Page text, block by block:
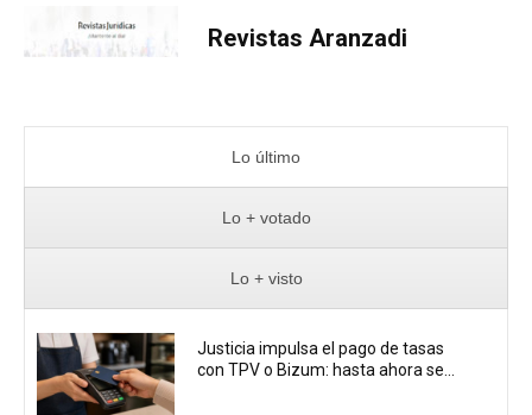
Revistas Aranzadi
Lo último
Lo + votado
Lo + visto
Justicia impulsa el pago de tasas
con TPV o Bizum: hasta ahora se...